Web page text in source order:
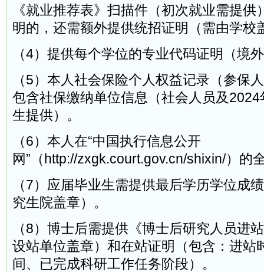
《就业推荐表》扫描件（初次就业需提
明的，还需额外提供统招证明（需由学校
（4）提供每个学位的专业代码证明（境
（5）本人社会保险个人权益记录（参保
包含社保缴纳单位信息（社会人员及
生提供）。
（6）本人在“中国执行信息公开
网”（http://zxgk.court.gov.cn/shixin/）的
（7）应届毕业生需提供最后学历学位成
究生院盖章）。
（8）博士后需提供《博士后研究人员进
设站单位盖章）和在站证明（包含：进站
间、已完成科研工作任务阶段）。